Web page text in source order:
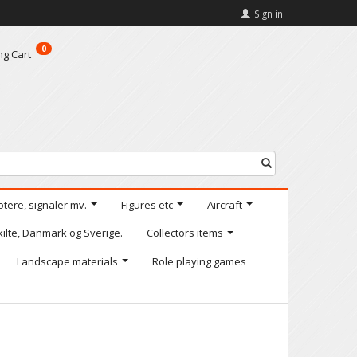
Sign in
Cart 0
signaler mv. Figures etc
Aircraft
Danmark og Sverige.
Collectors items
Landscape materials
Role playing games